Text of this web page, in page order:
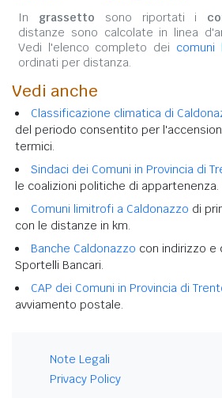
In grassetto sono riportati i
distanze sono calcolate in linea
Vedi l'elenco completo dei comuni
ordinati per distanza.
Vedi anche
Classificazione climatica di
del periodo consentito per
termici.
Sindaci dei Comuni in Provincia di
le coalizioni politiche di appartenenza.
Comuni limitrofi a Caldonazzo di
con le distanze in km.
Banche Caldonazzo con indirizzo e
Sportelli Bancari.
CAP dei Comuni in Provincia di
avviamento postale.
Note Legali
Privacy Policy